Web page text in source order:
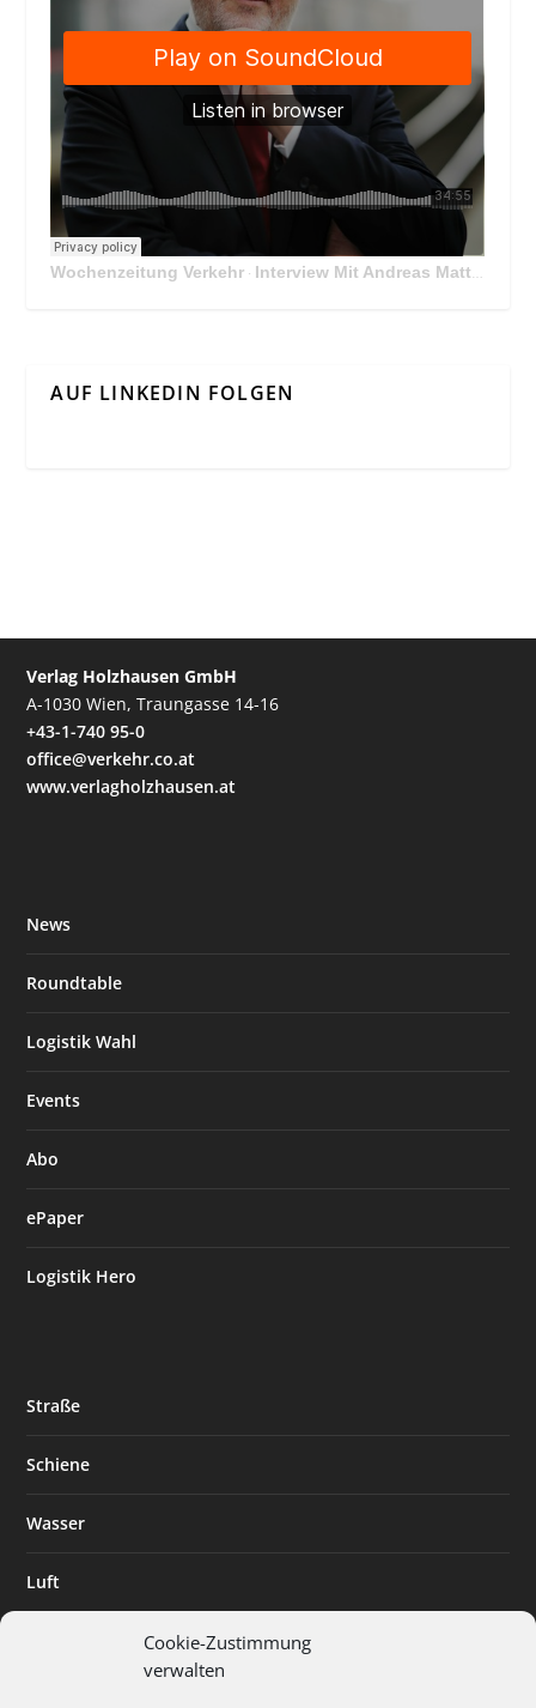
Cookie-Zustimmung
verwalten
Wochenzeitung Verkehr · Interview Mit Andreas Matthä, CEO der ÖBB Holding
AUF LINKEDIN FOLGEN
Verlag Holzhausen GmbH
A-1030 Wien, Traungasse 14-16
+43-1-740 95-0
office@verkehr.co.at
www.verlagholzhausen.at
News
Roundtable
Logistik Wahl
Events
Abo
ePaper
Logistik Hero
Straße
Schiene
Wasser
Luft